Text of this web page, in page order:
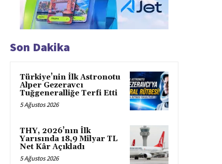
Son Dakika
Türkiye’nin İlk Astronotu
Alper Gezeravcı
Tuğgeneralliğe Terfi Etti
5 Ağustos 2026
THY, 2026’nın İlk
Yarısında 18,9 Milyar TL
Net Kâr Açıkladı
5 Ağustos 2026